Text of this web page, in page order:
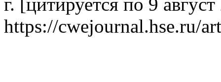
https://cwejournal.hse.ru/